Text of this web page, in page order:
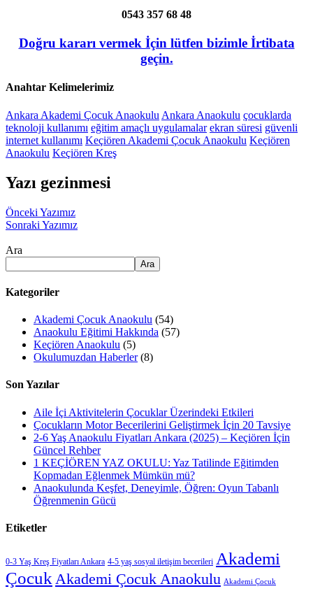
0543 357 68 48
Doğru kararı vermek İçin lütfen bizimle İrtibata
geçin.
Anahtar Kelimelerimiz
Ankara Akademi Çocuk Anaokulu Ankara Anaokulu çocuklarda
teknoloji kullanımı eğitim amaçlı uygulamalar ekran süresi güvenli
internet kullanımı Keçiören Akademi Çocuk Anaokulu Keçiören
Anaokulu Keçiören Kreş
Yazı gezinmesi
Önceki Yazımız
Sonraki Yazımız
Ara
Ara
Kategoriler
Akademi Çocuk Anaokulu (54)
Anaokulu Eğitimi Hakkında (57)
Keçiören Anaokulu (5)
Okulumuzdan Haberler(8)
Son Yazılar
Aile İçi Aktivitelerin Çocuklar Üzerindeki Etkileri
Çocukların Motor Becerilerini Geliştirmek İçin 20 Tavsiye
2-6 Yaş Anaokulu Fiyatları Ankara (2025) – Keçiören İçin
Güncel Rehber
1 KEÇİÖREN YAZ OKULU: Yaz Tatilinde Eğitimden
Kopmadan Eğlenmek Mümkün mü?
Anaokulunda Keşfet, Deneyimle, Öğren: Oyun Tabanlı
Öğrenmenin Gücü
Etiketler
0-3 Yaş Kreş Fiyatları Ankara 4-5 yaş sosyal iletişim becerileri Akademi
Çocuk Akademi Çocuk Anaokulu Akademi Çocuk